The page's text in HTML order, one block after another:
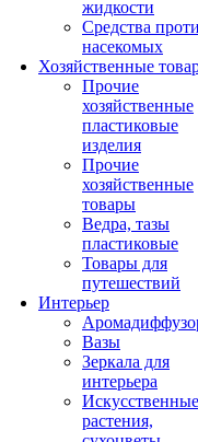
жидкости
Средства
насекомых
Хозяйственные
Прочие
хозяйственные
пластиковые
изделия
Прочие
хозяйственные
товары
Ведра, тазы
пластиковые
Товары для
путешествий
Интерьер
Вазы
Зеркала для
интерьера
Искусственные
растения,